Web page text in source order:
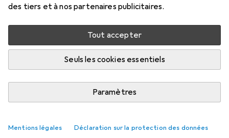
des tiers et à nos partenaires publicitaires.
Tout accepter
Seuls les cookies essentiels
Paramètres
Mentions légales Déclaration sur la protection des données
Livré entre mar, 18/8 et jeu, 20/8
Plus de 10 pièces en stock chez le fournisseur
M'informer si le produit est disponible plus tôt
livraison gratuite